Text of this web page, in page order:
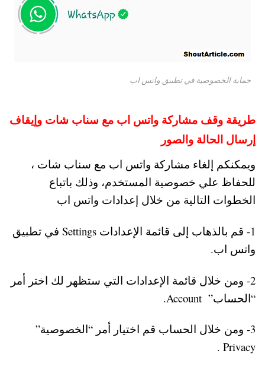
حماية الخصوصية في تطبيق واتس اب
طريقة وقف مشاركة واتس اب مع سناب شات وإيقاف
إرسال الحالة والصور
ويمكنكم إلغاء مشاركة واتس اب مع سناب شات ،
للحفاظ علي خصوصية المستخدم، وذلك باتباع
الخطوات التالية من خلال إعدادات واتس اب
1- قم بالذهاب إلى قائمة الإعدادات Settings في تطبيق
واتس اب.
2- ومن خلال قائمة الإعدادات التي ستظهر لك اختر أمر
“الحساب” Account.
3- ومن خلال الحساب قم اختيار أمر “الخصوصية”
Privacy .